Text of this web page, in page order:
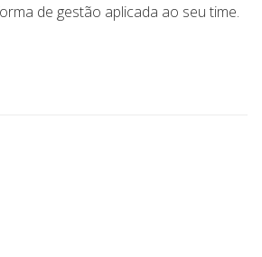
de gestão aplicada ao seu time.